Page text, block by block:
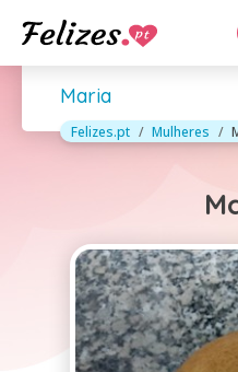
Maria
Felizes.pt Mulheres